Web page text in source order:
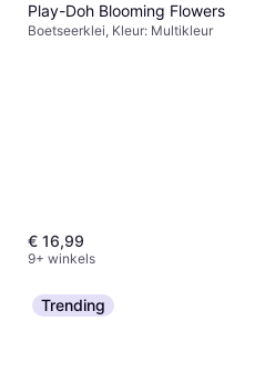
Play-Doh Blooming Flowers
Boetseerklei, Kleur: Multikleur
€ 16,99
9+ winkels
Trending